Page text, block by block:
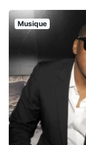
Musique